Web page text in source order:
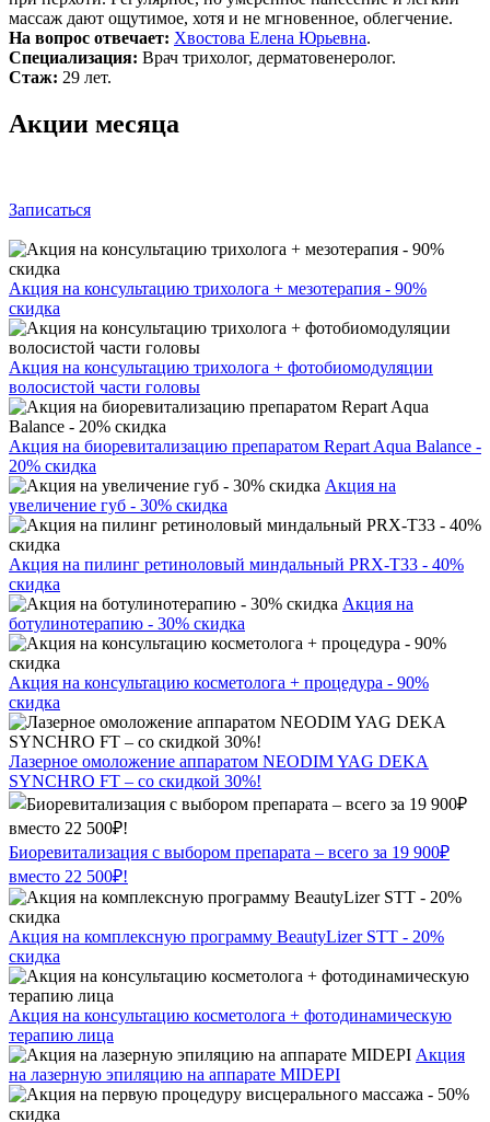
массаж дают ощутимое, хотя и не мгновенное, облегчение.
На вопрос отвечает: Хвостова Елена Юрьевна.
Специализация: Врач трихолог, дерматовенеролог.
Стаж: 29 лет.
Акции месяца
Записаться
Акция на консультацию трихолога + мезотерапия - 90%
скидка
Акция на консультацию трихолога + фотобиомодуляции
волосистой части головы
Акция на биоревитализацию препаратом Repart Aqua Balance -
20% скидка
Акция на
увеличение губ - 30% скидка
Акция на пилинг ретиноловый миндальный PRX-T33 - 40%
скидка
Акция на
ботулинотерапию - 30% скидка
Акция на консультацию косметолога + процедура - 90%
скидка
Лазерное омоложение аппаратом NEODIM YAG DEKA
SYNCHRO FT – со скидкой 30%!
Биоревитализация с выбором препарата – всего за 19 900₽
вместо 22 500₽!
Акция на комплексную программу BeautyLizer STT - 20%
скидка
Акция на консультацию косметолога + фотодинамическую
терапию лица
Акция
на лазерную эпиляцию на аппарате MIDEPI